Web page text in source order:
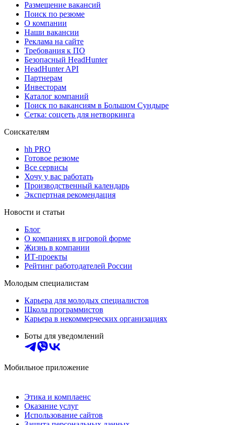
Размещение вакансий
Поиск по резюме
О компании
Наши вакансии
Реклама на сайте
Требования к ПО
Безопасный HeadHunter
HeadHunter API
Партнерам
Инвесторам
Каталог компаний
Поиск по вакансиям в Большом Сундыре
Сетка: соцсеть для нетворкинга
Соискателям
hh PRO
Готовое резюме
Все сервисы
Хочу у вас работать
Производственный календарь
Экспертная рекомендация
Новости и статьи
Блог
О компаниях в игровой форме
Жизнь в компании
ИТ-проекты
Рейтинг работодателей России
Молодым специалистам
Карьера для молодых специалистов
Школа программистов
Карьера в некоммерческих организациях
Боты для уведомлений
Мобильное приложение
Этика и комплаенс
Оказание услуг
Использование сайтов